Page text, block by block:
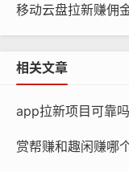
移动云盘拉新赚佣
相关文章
app拉新项目可靠